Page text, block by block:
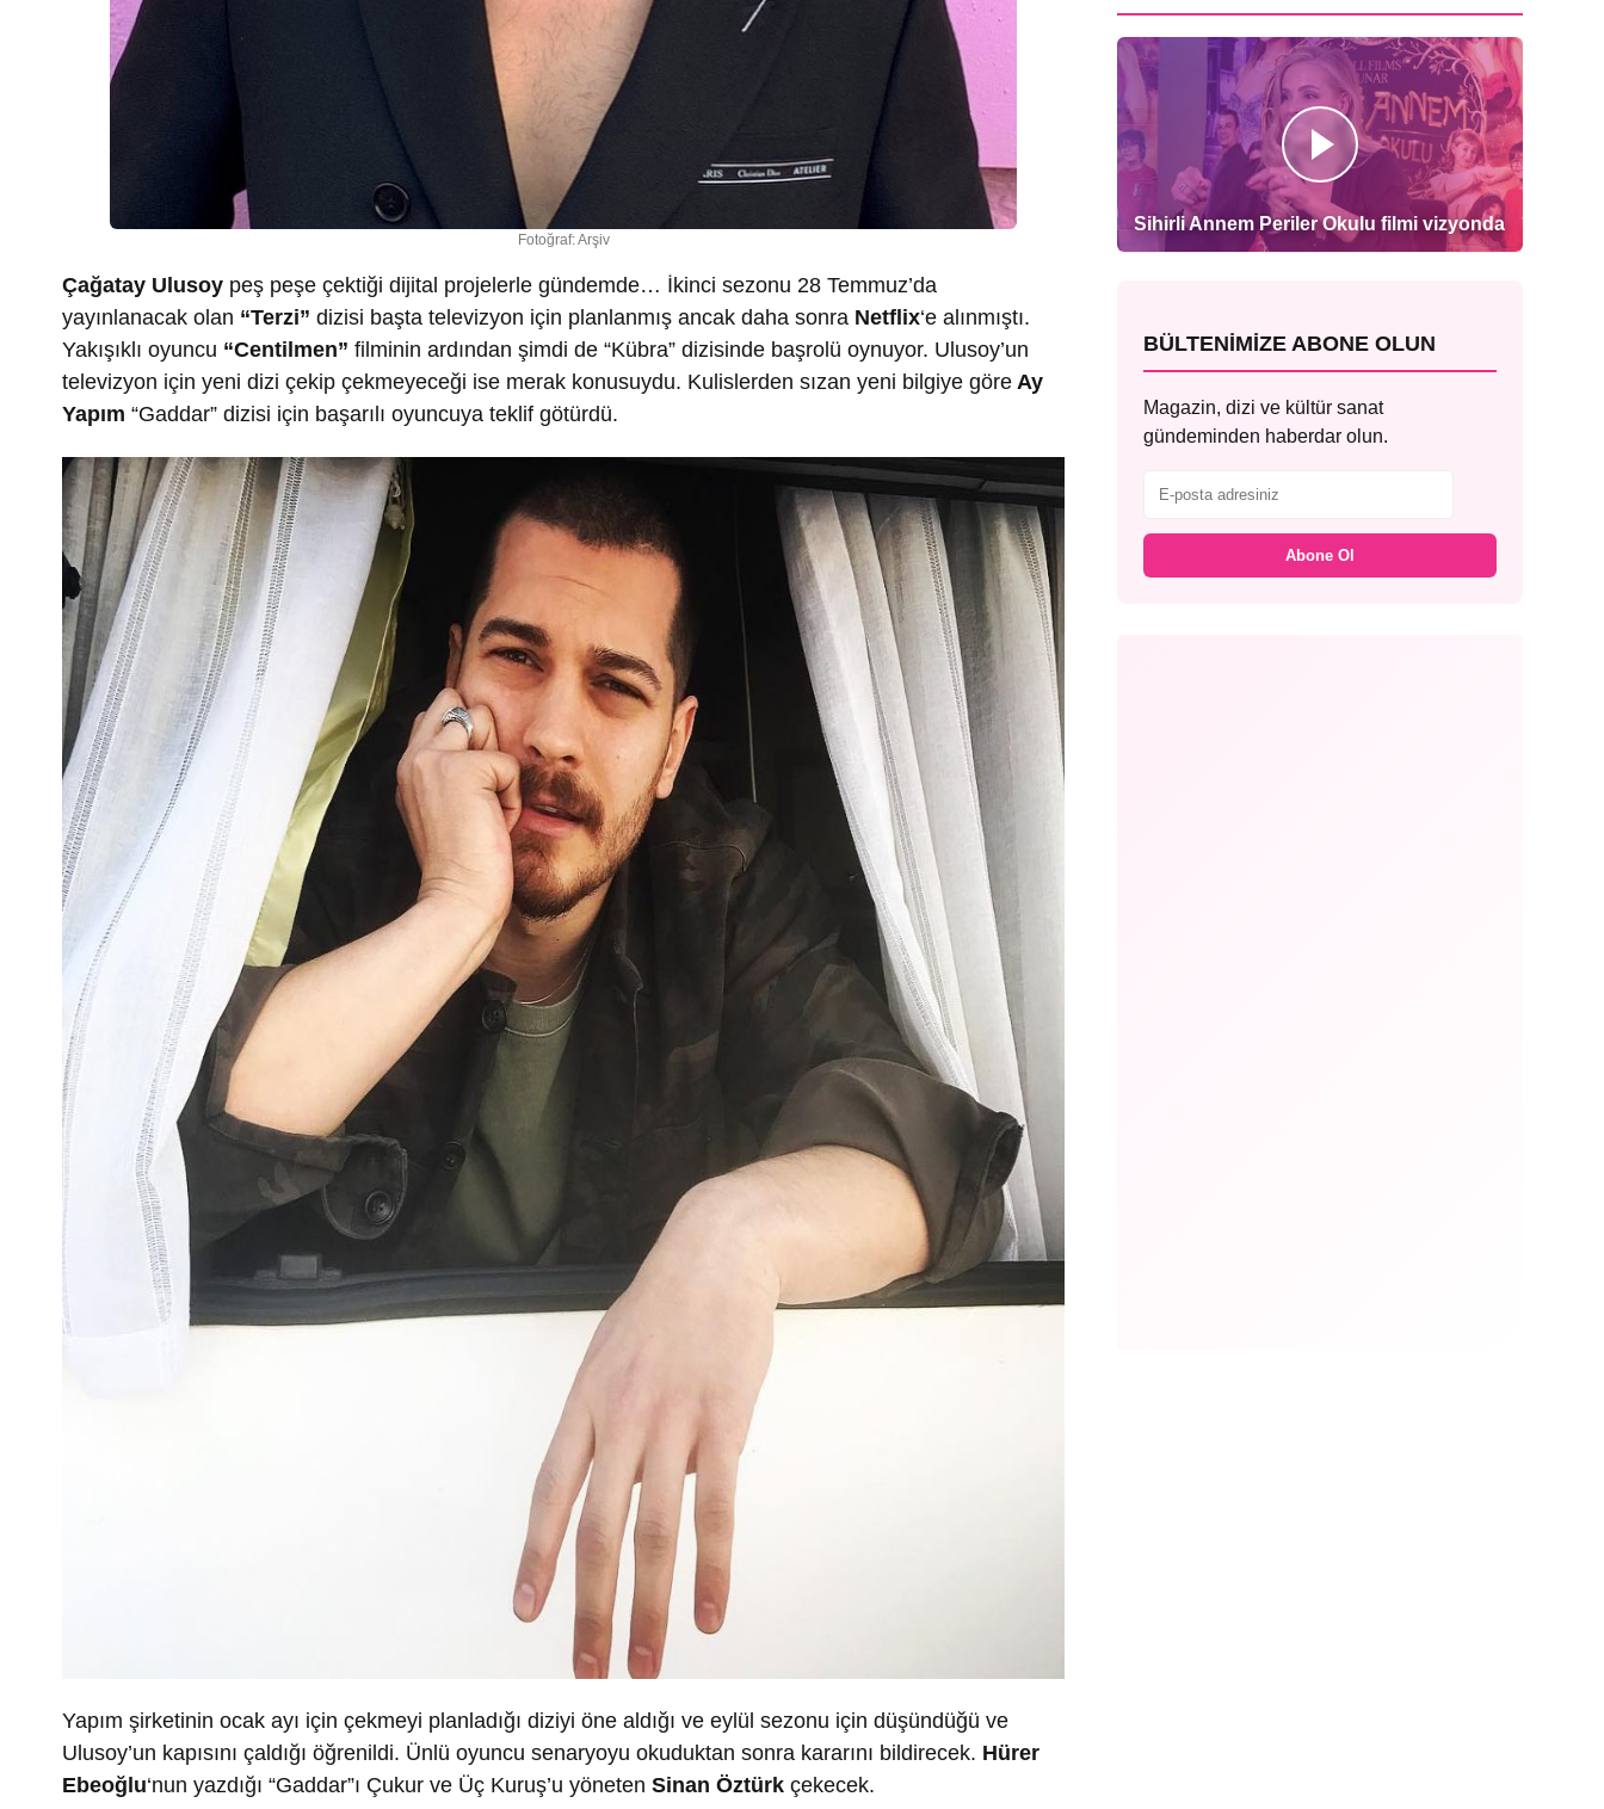
Fotoğraf: Arşiv
Çağatay Ulusoy peş peşe çektiği dijital projelerle gündemde… İkinci sezonu 28 Temmuz’da
yayınlanacak olan “Terzi” dizisi başta televizyon için planlanmış ancak daha sonra Netflix‘e alınmıştı.
Yakışıklı oyuncu “Centilmen” filminin ardından şimdi de “Kübra” dizisinde başrolü oynuyor. Ulusoy’un
televizyon için yeni dizi çekip çekmeyeceği ise merak konusuydu. Kulislerden sızan yeni bilgiye göre Ay
Yapım “Gaddar” dizisi için başarılı oyuncuya teklif götürdü.
Yapım şirketinin ocak ayı için çekmeyi planladığı diziyi öne aldığı ve eylül sezonu için düşündüğü ve
Ulusoy’un kapısını çaldığı öğrenildi. Ünlü oyuncu senaryoyu okuduktan sonra kararını bildirecek. Hürer
Ebeoğlu‘nun yazdığı “Gaddar”ı Çukur ve Üç Kuruş’u yöneten Sinan Öztürk çekecek.
Sihirli Annem Periler Okulu filmi vizyonda
BÜLTENIMIZE ABONE OLUN
Magazin, dizi ve kültür sanat
gündeminden haberdar olun.
Abone Ol